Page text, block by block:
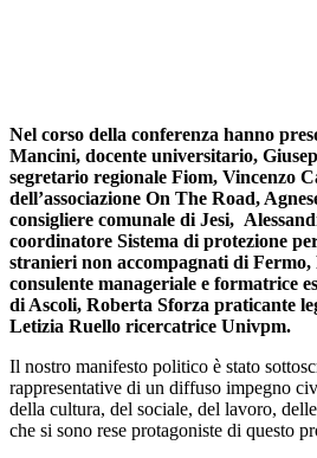
Nel corso della conferenza hanno
Mancini, docente universitario,
segretario regionale Fiom, Vincenzo
dell’associazione On The Road,
consigliere comunale di Jesi,
coordinatore Sistema di protezione
stranieri non accompagnati di Fermo,
consulente manageriale e formatrice
di Ascoli, Roberta Sforza praticante
Letizia Ruello ricercatrice Univpm.
Il nostro manifesto politico è stato
rappresentative di un diffuso impegno
della cultura, del sociale, del lavoro,
che si sono rese protagoniste di questo